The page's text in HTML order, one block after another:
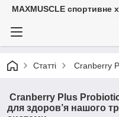
MAXMUSCLE спортивне
Статті Cranberry
Cranberry Plus
для здоров’я нашого